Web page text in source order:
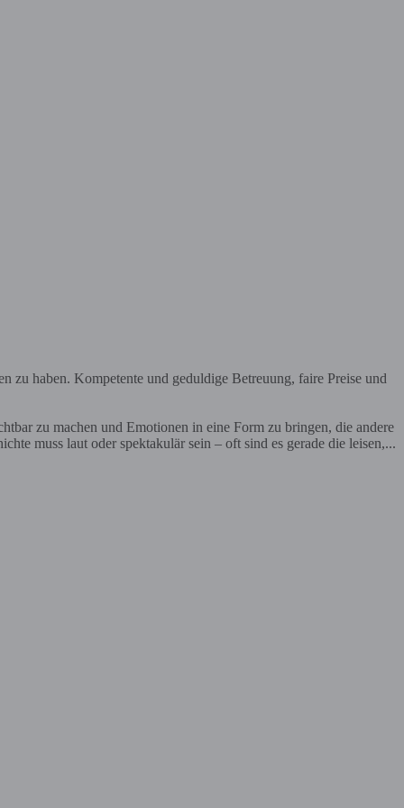
haben. Kompetente und geduldige Betreuung, faire Preise und
zu machen und Emotionen in eine Form zu bringen, die andere
muss laut oder spektakulär sein – oft sind es gerade die leisen,...